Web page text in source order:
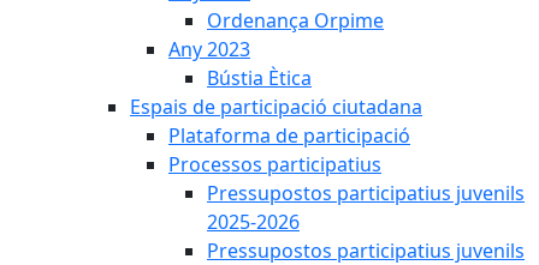
Ordenança Orpime
Any 2023
Bústia Ètica
Espais de participació ciutadana
Plataforma de participació
Processos participatius
Pressupostos participatius juvenils
2025-2026
Pressupostos participatius juvenils